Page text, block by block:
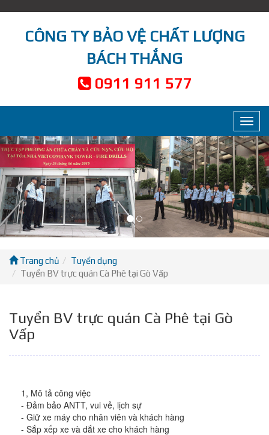
CÔNG TY BẢO VỆ CHẤT LƯỢNG
BÁCH THẮNG
0911 911 577
Previous
Trang chủ
Tuyển dụng
Tuyển BV trực quán Cà Phê tại Gò Vấp
Tuyển BV trực quán Cà Phê tại Gò
Vấp
1, Mô tả công việc
- Đảm bảo ANTT, vui vẻ, lịch sự
- Giữ xe máy cho nhân viên và khách hàng
- Sắp xếp xe và dắt xe cho khách hàng